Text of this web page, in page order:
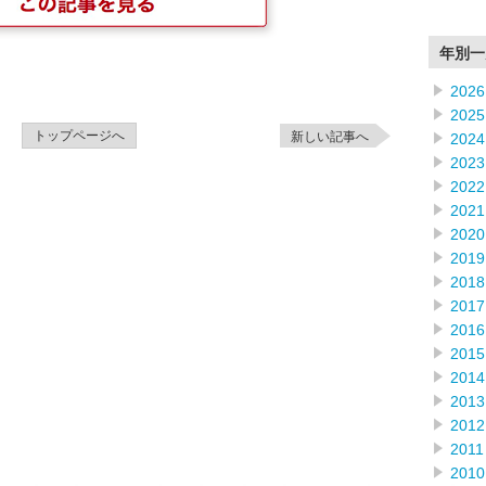
トップページへ 新しい記事へ
年別
2026
2025
2024
2023
2022
2021
2020
2019
2018
2017
2016
2015
2014
2013
2012
2011
2010